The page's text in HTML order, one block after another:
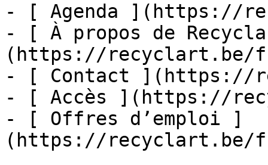
- [ Agenda ](https://
- [ À propos de
(https://recyclart.be/
- [ Contact ](https://
- [ Accès ](https://
- [ Offres d’emploi ]
(https://recyclart.be/